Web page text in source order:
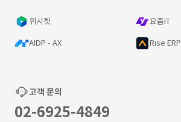
위시켓 요즘IT
AIDP - AX Rise ERP
고객 문의
02-6925-4849